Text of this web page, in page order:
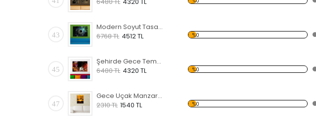
6480 TL 4320 TL
43
Modern Soyut Tasarım 12 Temalı Kanvas Tablo
6768 TL 4512 TL %0
45
Şehirde Gece Temalı Kanvas Tablo
6480 TL 4320 TL %0
47
Gece Uçak Manzaralı Kanvas Tablo
2310 TL 1540 TL %0